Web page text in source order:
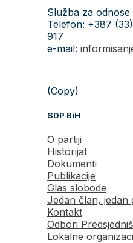
Služba za odnose
Telefon: +387
917
e-mail:
(Copy)
SDP BiH
O partiji
Historijat
Dokumenti
Publikacije
Glas slobode
Jedan član, jedan
Kontakt
Odbori
Lokalne